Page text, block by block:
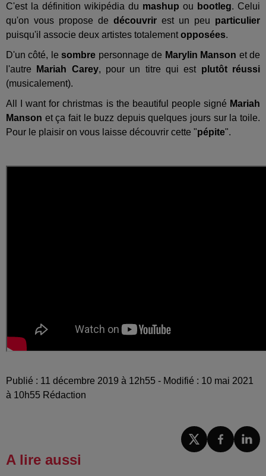
C'est la définition wikipédia du mashup ou bootleg. Celui
qu'on vous propose de découvrir est un peu particulier
puisqu'il associe deux artistes totalementopposées.
D'un côté, lesombre personnage de Marylin Manson et de
l'autre
Mariah Carey, pour un titre qui est plutôt réussi
(musicalement).
All I want for christmas is the beautiful people signé Mariah
Manson et ça fait le buzz depuis quelques jours sur la toile.
Pour le plaisir on vous laisse découvrir cette "pépite".
Publié : 11 décembre 2019 à 12h55 - Modifié : 10 mai 2021
à 10h55 Rédaction
A lire aussi